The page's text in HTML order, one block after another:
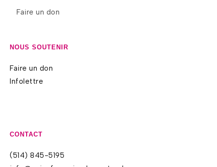
Faire un don
NOUS SOUTENIR
Faire un don
Infolettre
CONTACT
(514) 845-5195